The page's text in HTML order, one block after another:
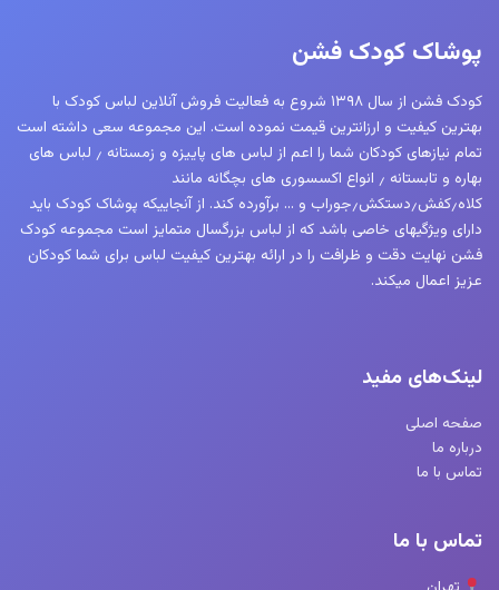
پوشاک کودک فشن
کودک فشن از سال ۱۳۹۸ شروع به فعالیت فروش آنلاین لباس کودک با
بهترین کیفیت و ارزانترین قیمت نموده است. این مجموعه سعی داشته است
تمام نیازهای کودکان شما را اعم از لباس های پاییزه و زمستانه ٫ لباس های
بهاره و تابستانه ٫ انواع اکسسوری های بچگانه مانند
کلاه٫کفش٫دستکش٫جوراب و … برآورده کند. از آنجاییکه پوشاک کودک باید
دارای ویژگیهای خاصی باشد که از لباس بزرگسال متمایز است مجموعه کودک
فشن نهایت دقت و ظرافت را در ارائه بهترین کیفیت لباس برای شما کودکان
عزیز اعمال میکند.
لینک‌های مفید
صفحه اصلی
درباره ما
تماس با ما
تماس با ما